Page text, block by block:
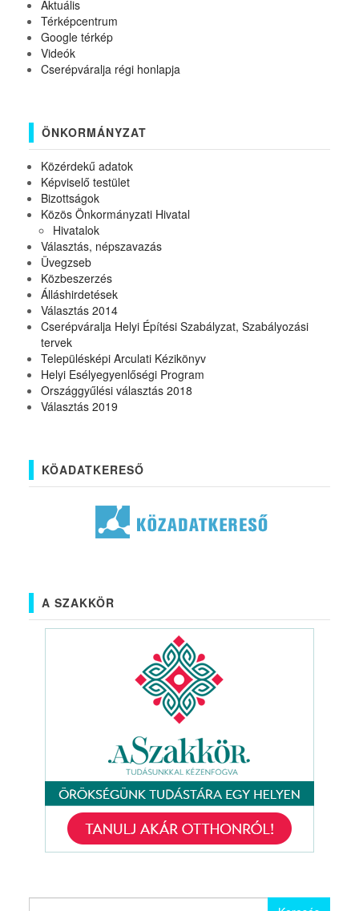
Aktuális
Térképcentrum
Google térkép
Videók
Cserépváralja régi honlapja
ÖNKORMÁNYZAT
Közérdekű adatok
Képviselő testület
Bizottságok
Közös Önkormányzati Hivatal
Hivatalok
Választás, népszavazás
Üvegzseb
Közbeszerzés
Álláshirdetések
Választás 2014
Cserépváralja Helyi Építési Szabályzat, Szabályozási
tervek
Településképi Arculati Kézikönyv
Helyi Esélyegyenlőségi Program
Országgyűlési választás 2018
Választás 2019
KÖADATKERESŐ
A SZAKKÖR